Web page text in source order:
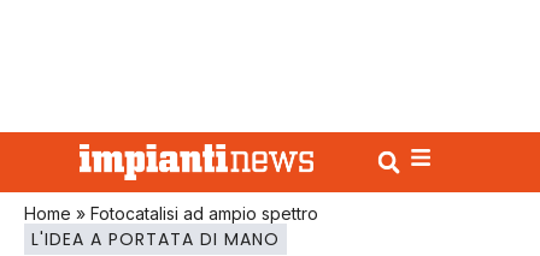
Home » Fotocatalisi ad ampio spettro
L'IDEA A PORTATA DI MANO